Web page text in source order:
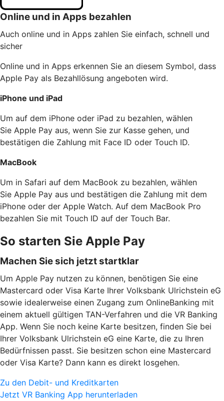
Online und in Apps bezahlen
Auch online und in Apps zahlen Sie einfach, schnell und
sicher
Online und in Apps erkennen Sie an diesem Symbol, dass
Apple Pay als Bezahllösung angeboten wird.
iPhone und iPad
Um auf dem iPhone oder iPad zu bezahlen, wählen
Sie Apple Pay aus, wenn Sie zur Kasse gehen, und
bestätigen die Zahlung mit Face ID oder Touch ID.
MacBook
Um in Safari auf dem MacBook zu bezahlen, wählen
Sie Apple Pay aus und bestätigen die Zahlung mit dem
iPhone oder der Apple Watch. Auf dem MacBook Pro
bezahlen Sie mit Touch ID auf der Touch Bar.
So starten Sie Apple Pay
Machen Sie sich jetzt startklar
Um Apple Pay nutzen zu können, benötigen Sie eine
Mastercard oder Visa Karte Ihrer Volksbank Ulrichstein eG
sowie idealerweise einen Zugang zum OnlineBanking mit
einem aktuell gültigen TAN-Verfahren und die VR Banking
App. Wenn Sie noch keine Karte besitzen, finden Sie bei
Ihrer Volksbank Ulrichstein eG eine Karte, die zu Ihren
Bedürfnissen passt. Sie besitzen schon eine Mastercard
oder Visa Karte? Dann kann es direkt losgehen.
Zu den Debit- und Kreditkarten
Jetzt VR Banking App herunterladen